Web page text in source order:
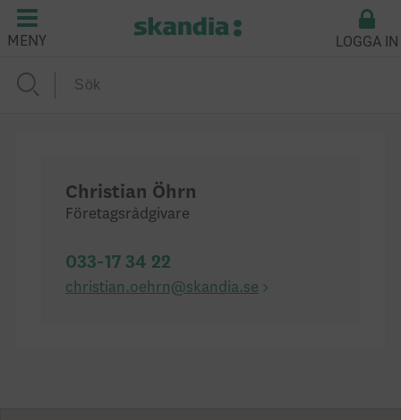
MENY LOGGA IN
Christian Öhrn
Företagsrådgivare
033-17 34 22
christian.oehrn@skandia.se